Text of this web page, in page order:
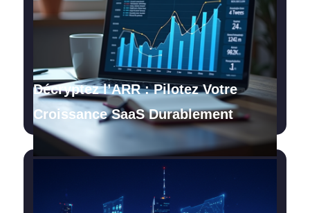
Décryptez l’ARR : Pilotez Votre
Croissance SaaS Durablement